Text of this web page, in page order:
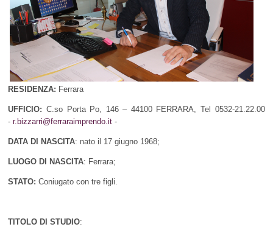
RESIDENZA: Ferrara
UFFICIO:C.so Porta Po, 146 – 44100 FERRARA, Tel 0532-21.22.00
-r.bizzarri@ferraraimprendo.it -
DATA DI NASCITA: nato il 17 giugno 1968;
LUOGO DI NASCITA: Ferrara;
STATO: Coniugato con tre figli.
TITOLO DI STUDIO: